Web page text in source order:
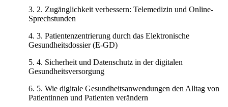
2. Zugänglichkeit verbessern: Telemedizin und Online-
Sprechstunden
3. Patientenzentrierung durch das Elektronische
Gesundheitsdossier (E-GD)
4. Sicherheit und Datenschutz in der digitalen
Gesundheitsversorgung
5. Wie digitale Gesundheitsanwendungen den Alltag von
Patientinnen und Patienten verändern